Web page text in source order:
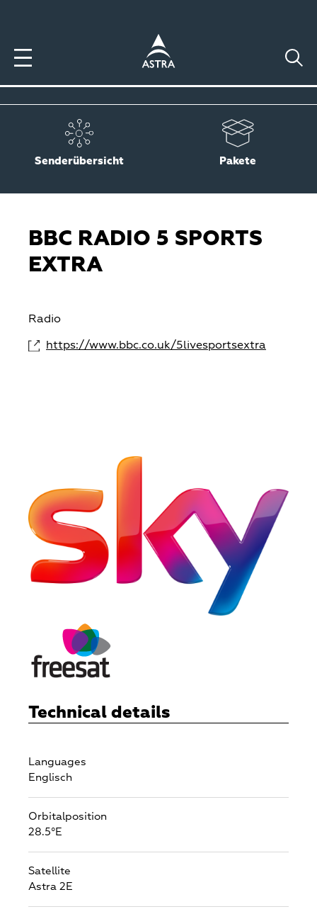
Senderübersicht Pakete
BBC RADIO 5 SPORTS
EXTRA
Radio
https://www.bbc.co.uk/5livesportsextra
Technical details
Languages
Englisch
Orbitalposition
28.5°E
Satellite
Astra 2E